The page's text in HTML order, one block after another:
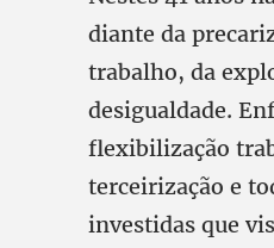
diante da
trabalho, da
desigualdade.
flexibilização
terceirização e
investidas que